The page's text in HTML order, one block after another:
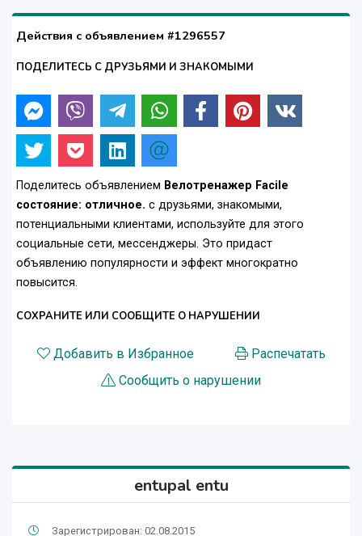
Действия с объявлением #1296557
ПОДЕЛИТЕСЬ С ДРУЗЬЯМИ И ЗНАКОМЫМИ
Поделитесь объявлением Велотренажер Facile
состояние: отличное. с друзьями, знакомыми,
потенциальными клиентами, используйте для этого
социальные сети, мессенджеры. Это придаст
объявлению популярности и эффект многократно
повысится.
СОХРАНИТЕ ИЛИ СООБЩИТЕ О НАРУШЕНИИ
Добавить в Избранное
Распечатать
Сообщить о нарушении
entupal entu
Зарегистрирован: 02.08.2015